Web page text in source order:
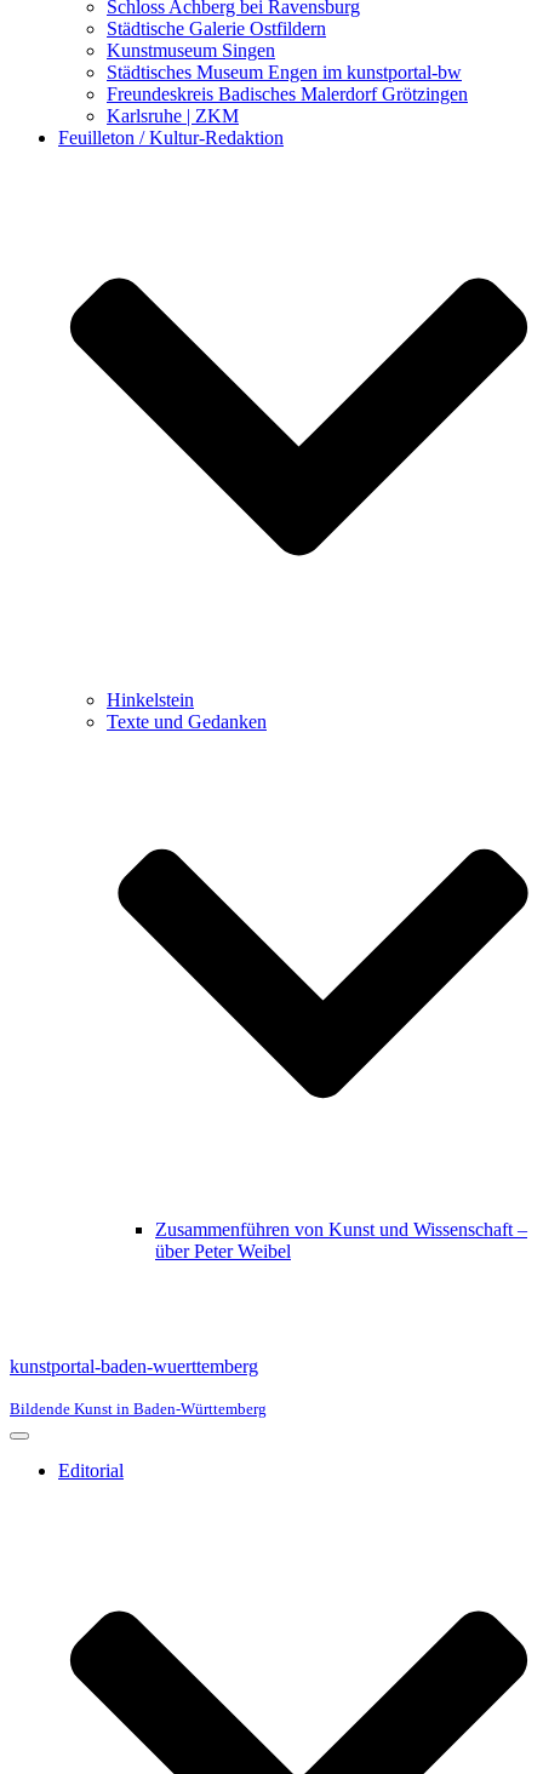
Schloss Achberg bei Ravensburg
Städtische Galerie Ostfildern
Kunstmuseum Singen
Städtisches Museum Engen im kunstportal-bw
Freundeskreis Badisches Malerdorf Grötzingen
Karlsruhe | ZKM
Feuilleton / Kultur-Redaktion
Hinkelstein
Texte und Gedanken
Zusammenführen von Kunst und Wissenschaft –
über Peter Weibel
Uli Rothfuss
kunstportal-baden-wuerttemberg
Bildende Kunst in Baden-Württemberg
Navigationsmenü
Editorial